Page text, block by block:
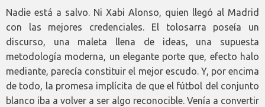
Nadie está a salvo. Ni Xabi Alonso, quien llegó al Madrid
con las mejores credenciales. El tolosarra poseía un
discurso, una maleta llena de ideas, una supuesta
metodología moderna, un elegante porte que, efecto halo
mediante, parecía constituir el mejor escudo. Y, por encima
de todo, la promesa implícita de que el fútbol del conjunto
blanco iba a volver a ser algo reconocible. Venía a convertir